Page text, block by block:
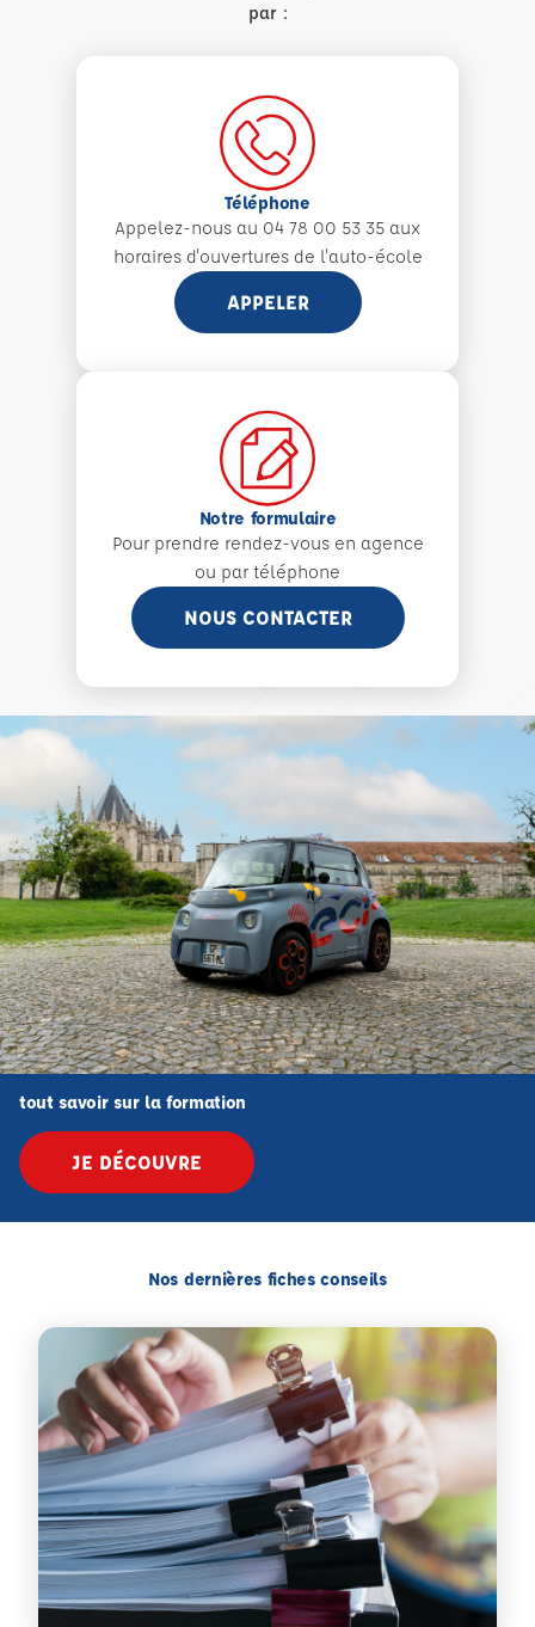
par :
Téléphone
Appelez-nous au 04 78 00 53 35 aux
horaires d'ouvertures de l'auto-école
APPELER
Notre formulaire
Pour prendre rendez-vous en agence
ou par téléphone
NOUS CONTACTER
tout savoir sur la formation
JE DÉCOUVRE
Nos dernières fiches conseils